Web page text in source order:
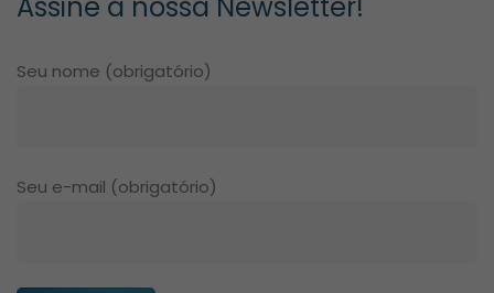
Assine a nossa Newsletter!
Seu nome (obrigatório)
Seu e-mail (obrigatório)